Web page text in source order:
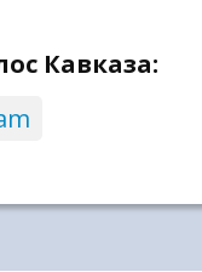
Кавказа: